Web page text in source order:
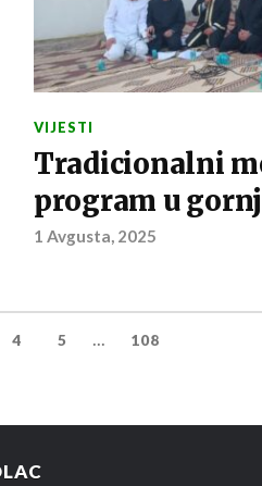
VIJESTI
Tradicionalni
program u
1 Avgusta, 2025
4 5 ... 108